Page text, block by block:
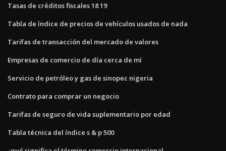
Tasas de créditos fiscales 18 19
Tabla de índice de precios de vehículos usados ​​de nada
Tarifas de transacción del mercado de valores
Empresas de comercio de día cerca de mí
Servicio de petróleo y gas de sinopec nigeria
Contrato para comprar un negocio
Tarifas de seguro de vida suplementario por edad
Tabla técnica del índice s & p 500